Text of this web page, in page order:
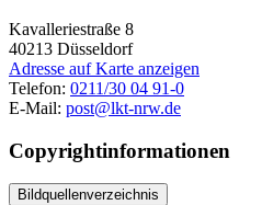
Kavalleriestraße 8
40213 Düsseldorf
Adresse auf Karte anzeigen
Telefon: 0211/30 04 91-0
E-Mail: post@lkt-nrw.de
Copyrightinformationen
Bildquellenverzeichnis